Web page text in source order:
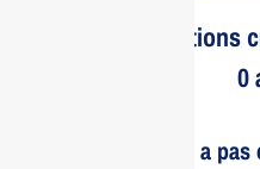
Informations
0
Il n’y a